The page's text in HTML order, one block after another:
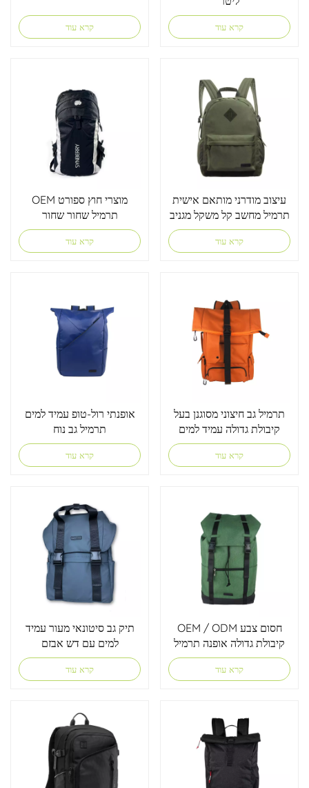
קרא עוד קרא עוד
OEM מוצרי חוץ ספורט
תרמיל שחור שחור
קרא עוד
עיצוב מודרני מותאם אישית
תרמיל מחשב קל משקל מגניב
לבני נוער
קרא עוד
אופנתי רול-טופ עמיד למים
תרמיל גב נוח
קרא עוד
תרמיל גב חיצוני מסוגנן בעל
קיבולת גדולה עמיד למים
קרא עוד
תיק גב סיטונאי מעור עמיד
למים עם דש אבזם
קרא עוד
OEM / ODM חסום צבע
קיבולת גדולה אופנה תרמיל
חיצוני
קרא עוד